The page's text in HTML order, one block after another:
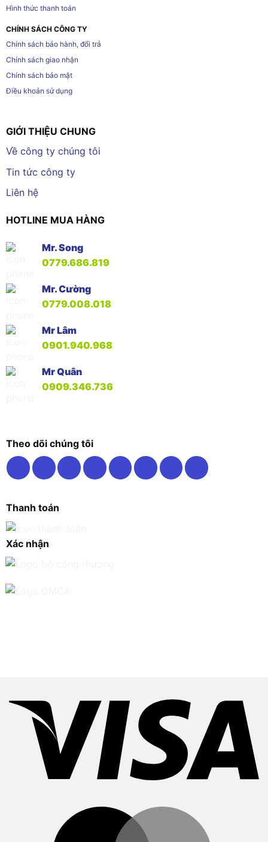
Hình thức thanh toán
CHÍNH SÁCH CÔNG TY
Chính sách bảo hành, đổi trả
Chính sách giao nhận
Chính sách bảo mật
Điều khoản sử dụng
GIỚI THIỆU CHUNG
Về công ty chúng tôi
Tin tức công ty
Liên hệ
HOTLINE MUA HÀNG
Mr. Song
0779.686.819
Mr. Cường
0779.008.018
Mr Lâm
0901.940.968
Mr Quân
0909.346.736
Theo dõi chúng tôi
Thanh toán
Xác nhận